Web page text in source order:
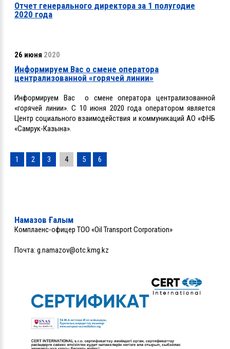
Отчет генерального директора за 1 полугодие
2020 года
26 июня 2020
Информируем Вас о смене оператора
централизованной «горячей линии»
Информируем Вас о смене оператора централизованной
«горячей линии». С 10 июня 2020 года оператором является
Центр социального взаимодействия и коммуникаций АО «ФНБ
«Самрук-Казына».
1 2 3 4 5 6
Намазов Ғалым
Комплаенс-офицер ТОО «Oil Transport Corporation»
Почта: g.namazov@otc.kmg.kz